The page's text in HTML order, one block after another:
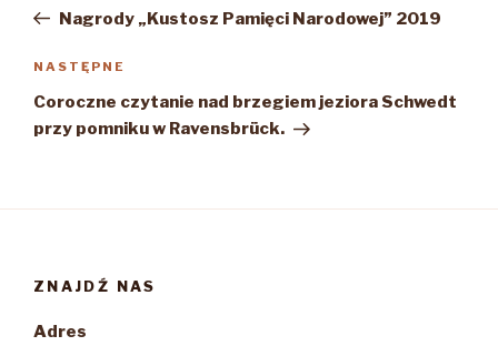
wpisNagrody „Kustosz Pamięci Narodowej” 2019
Następny
wpis
NASTĘPNE
Coroczne czytanie nad brzegiem jeziora Schwedt
przy pomniku w Ravensbrück.
ZNAJDŹ NAS
Adres